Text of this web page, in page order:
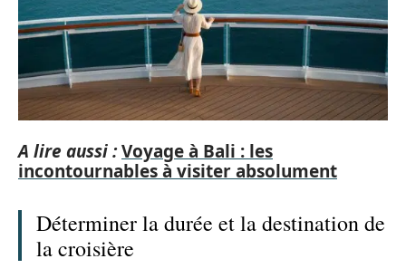
A lire aussi :Voyage à Bali : les
incontournables à visiter absolument
Déterminer la durée et la destination de
la croisière